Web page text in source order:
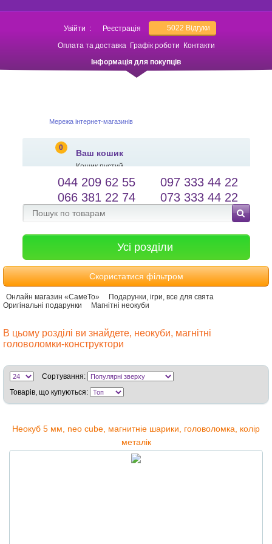
Увійти : Реєстрація 5022 Відгуки
Оплата та доставка Графік роботи
Контакти
Інформація для покупців
Мережа інтернет-магазинів
0
Ваш кошик
Кошик пустий
salessameto@gmail.com
Зворотній зв'язок
Мова сайту
044 209 62 55
097 333 44 22
066 381 22 74
073 333 44 22
Усі розділи
Скористатися фільтром
Онлайн магазин «СамеТо»
Подарунки, ігри, все для свята
Оригінальні подарунки
Магнітні неокуби
В цьому розділі ви знайдете, неокуби, магнітні
головоломки-конструктори
Сортування:
Товарів, що купуються:
Неокуб 5 мм, neo cube, магнитніе шарики, головоломка, колір
металік